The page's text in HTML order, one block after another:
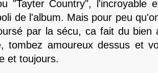
"Tayter Country", l'incroyable
de l'album. Mais pour peu
par la sécu, ca fait du
tombez amoureux dessus et
et toujours.